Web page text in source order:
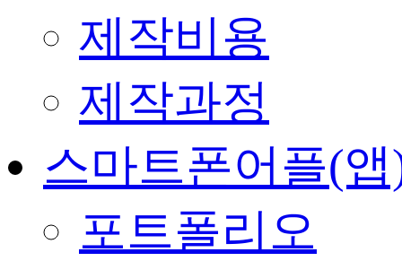
제작비용
제작과정
스마트폰어플(
포트폴리오